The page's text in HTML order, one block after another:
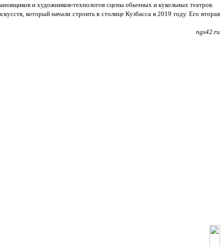
и художников-технологов сцены обычных и кукольных театров.
который начали строить в столице Кузбасса в 2019 году. Его вторая
ngs42.ru